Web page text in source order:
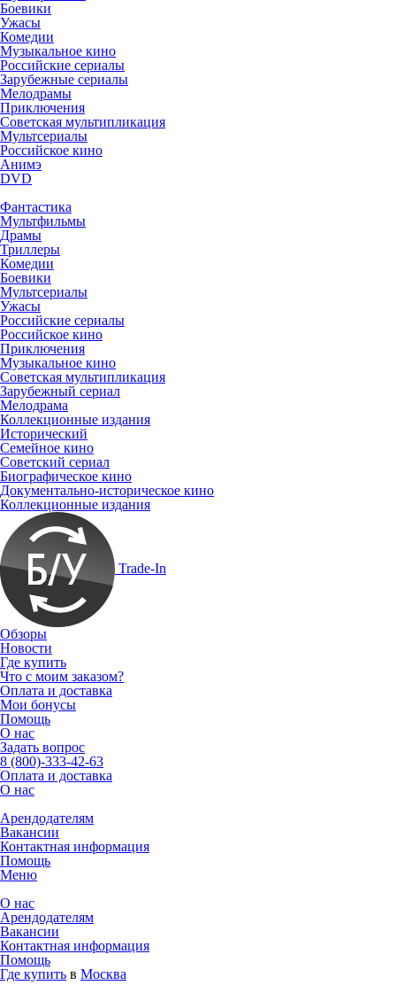
Боевики
Ужасы
Комедии
Музыкальное кино
Российские сериалы
Зарубежные сериалы
Мелодрамы
Приключения
Советская мультипликация
Мультсериалы
Российское кино
Анимэ
DVD
Фантастика
Мультфильмы
Драмы
Триллеры
Комедии
Боевики
Мультсериалы
Ужасы
Российские сериалы
Российское кино
Приключения
Музыкальное кино
Советская мультипликация
Зарубежный сериал
Мелодрама
Коллекционные издания
Исторический
Семейное кино
Советский сериал
Биографическое кино
Документально-историческое кино
Коллекционные издания
Trade-In
Обзоры
Новости
Где купить
Что с моим заказом?
Оплата и доставка
Мои бонусы
Помощь
О нас
Задать вопрос
8 (800)-333-42-63
Оплата и доставка
О нас
Арендодателям
Вакансии
Контактная информация
Помощь
Меню
О нас
Арендодателям
Вакансии
Контактная информация
Помощь
Где купить в Москва